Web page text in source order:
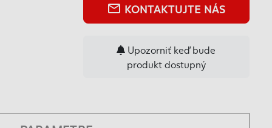
mail_outline KONTAKTUJTE NÁS
produkt dostupný